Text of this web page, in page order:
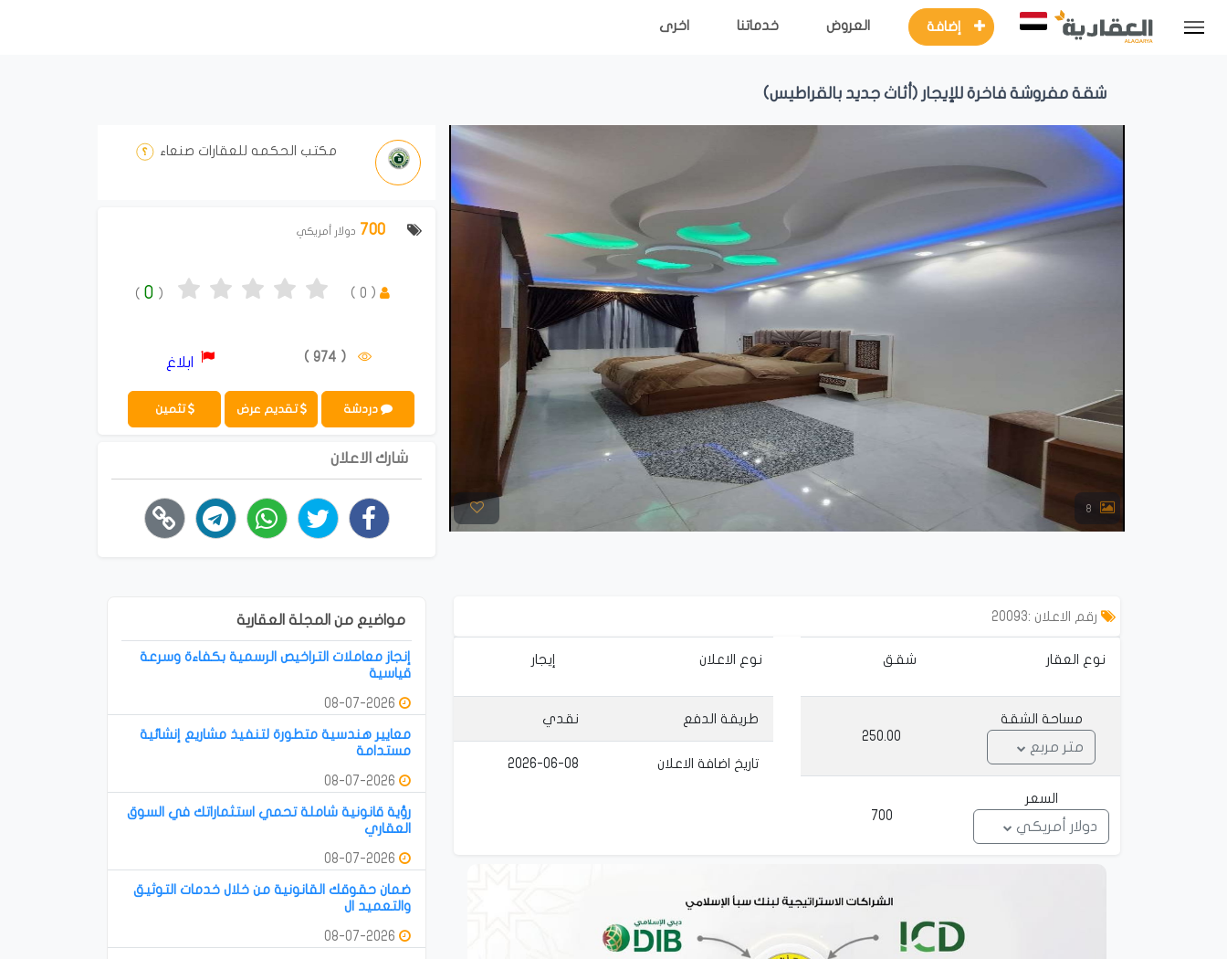
إضافة العروض خدماتنا اخرى
شقة مفروشة فاخرة للإيجار (أثاث جديد بالقراطيس)
8
مكتب الحكمه للعقارات صنعاء
دولار أمريكي
(
0
)
(
0
)
( 974 ) ابلاغ
دردشة تقديم عرض تثمين
شارك الاعلان
رقم الاعلان :20093
شقق نوع الاعلان إيجار
مساحة الشقة
متر مربع
250.00
السعر
دولار أمريكي
700
نقدي
2026-06-08
مواضيع من المجلة العقارية
إنجاز معاملات التراخيص الرسمية بكفاءة وسرعة
قياسية
معايير هندسية متطورة لتنفيذ مشاريع إنشائية
مستدامة
رؤية قانونية شاملة تحمي استثماراتك في السوق
العقاري
ضمان حقوقك القانونية من خلال خدمات التوثيق
والتعميد ال